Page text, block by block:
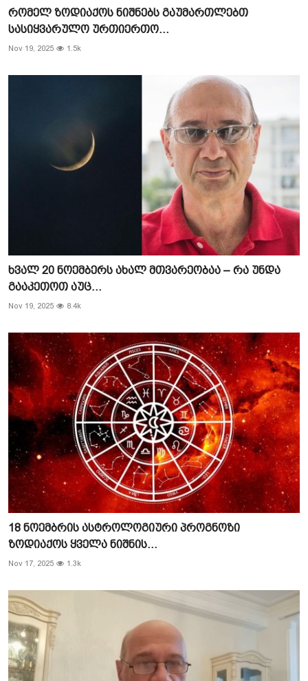
რომელ ზოდიაქოს ნიშნებს გაუმართლებთ
სასიყვარულო ურთიერთო...
Nov 19, 2025 1.5k
ხვალ 20 ნოემბერს ახალ მთვარეობაა – რა უნდა
გააკეთოთ აუც...
Nov 19, 2025 8.4k
18 ნოემბრის ასტროლოგიური პროგნოზი
ზოდიაქოს ყველა ნიშნის...
Nov 17, 2025 1.3k